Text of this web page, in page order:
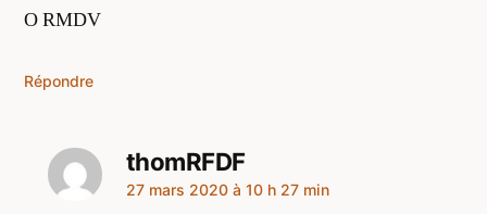
O RMDV
Répondre
thomRFDF
a
27 mars 2020 à 10 h 27 min